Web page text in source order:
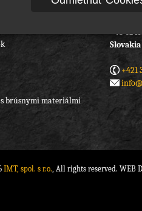
brúsnymi materiálmi
IMT spol.
Slovakia
+421
IMT, spol. s r.o. , All rights reserved. WEB